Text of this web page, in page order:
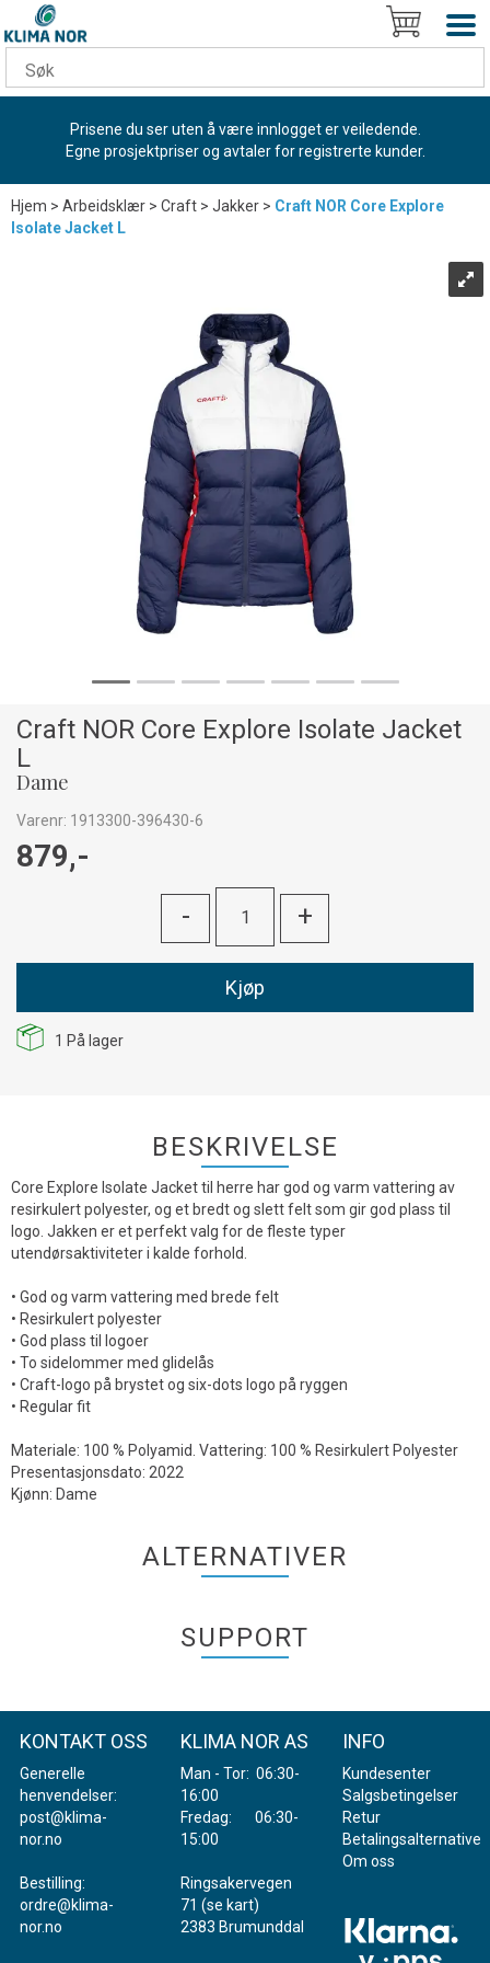
Prisene du ser uten å være innlogget er veiledende.
Egne prosjektpriser og avtaler for registrerte kunder.
Hjem>Arbeidsklær>Craft>Jakker>Craft NOR Core Explore
Isolate Jacket L
Craft NOR Core Explore Isolate Jacket
L
Dame
Varenr: 1913300-396430-6
879,-
- +
Kjøp
1 På lager
BESKRIVELSE
Core Explore Isolate Jacket til herre har god og varm vattering av
resirkulert polyester, og et bredt og slett felt som gir god plass til
logo. Jakken er et perfekt valg for de fleste typer
utendørsaktiviteter i kalde forhold.
• God og varm vattering med brede felt
• Resirkulert polyester
• God plass til logoer
• To sidelommer med glidelås
• Craft-logo på brystet og six-dots logo på ryggen
• Regular fit
Materiale: 100 % Polyamid. Vattering: 100 % Resirkulert Polyester
Presentasjonsdato: 2022
Kjønn: Dame
ALTERNATIVER
SUPPORT
KONTAKT OSS
Generelle
henvendelser:
post@klima-
nor.no
Bestilling:
ordre@klima-
nor.no
KLIMA NOR AS
Man - Tor: 06:30-
16:00
Fredag: 06:30-
15:00
Ringsakervegen
71 (se kart)
2383 Brumunddal
INFO
Kundesenter
Salgsbetingelser
Retur
Betalingsalternativer
Om oss